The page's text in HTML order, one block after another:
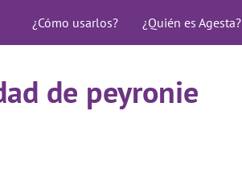
¿Cómo usarlos? ¿Quién es Agesta?
de peyronie